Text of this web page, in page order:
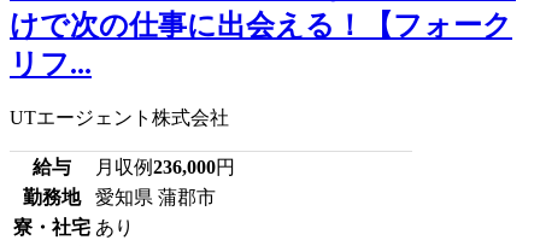
けで次の仕事に出会える！【フォーク
リフ...
UTエージェント株式会社
給与 月収例236,000円
勤務地
愛知県 蒲郡市
寮・社宅 あり